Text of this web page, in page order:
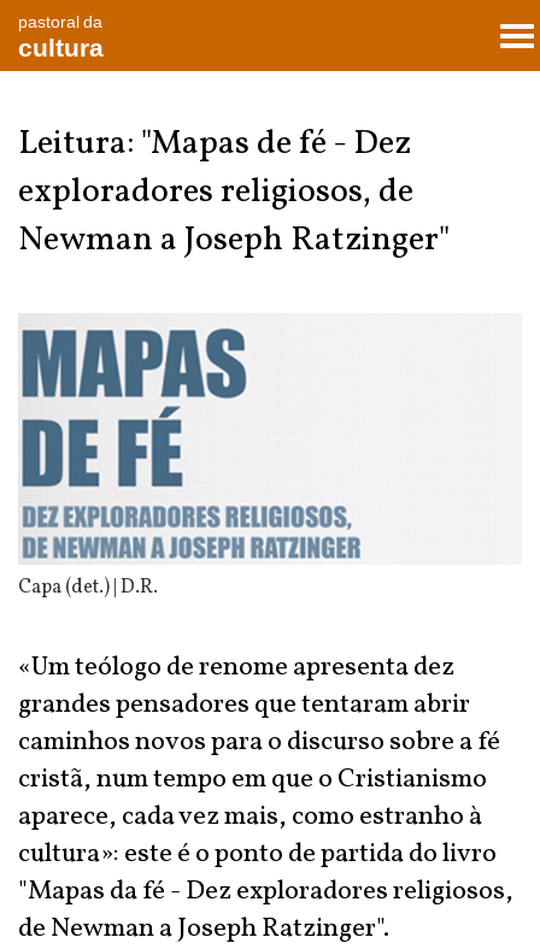
pastoral da
cultura
Leitura: "Mapas de fé - Dez
exploradores religiosos, de
Newman a Joseph Ratzinger"
Capa (det.) | D.R.
«Um teólogo de renome apresenta dez
grandes pensadores que tentaram abrir
caminhos novos para o discurso sobre a fé
cristã, num tempo em que o Cristianismo
aparece, cada vez mais, como estranho à
cultura»: este é o ponto de partida do livro
"Mapas da fé - Dez exploradores religiosos,
de Newman a Joseph Ratzinger".